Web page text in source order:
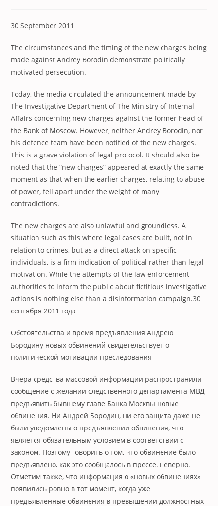
30 September 2011
The circumstances and the timing of the new charges being
made against Andrey Borodin demonstrate politically
motivated persecution.
Today, the media circulated the announcement made by
The Investigative Department of The Ministry of Internal
Affairs concerning new charges against the former head of
the Bank of Moscow. However, neither Andrey Borodin, nor
his defence team have been notified of the new charges.
This is a grave violation of legal protocol. It should also be
noted that the “new charges” appeared at exactly the same
moment as that when the earlier charges, relating to abuse
of power, fell apart under the weight of many
contradictions.
The new charges are also unlawful and groundless. A
situation such as this where legal cases are built, not in
relation to crimes, but as a direct attack on specific
individuals, is a firm indication of political rather than legal
motivation. While the attempts of the law enforcement
authorities to inform the public about fictitious investigative
actions is nothing else than a disinformation campaign.30
сентября 2011 года
Обстоятельства и время предъявления Андрею
Бородину новых обвинений свидетельствует о
политической мотивации преследования
Вчера средства массовой информации распространили
сообщение о желании следственного департамента МВД
предъявить бывшему главе Банка Москвы новые
обвинения. Ни Андрей Бородин, ни его защита даже не
были уведомлены о предъявлении обвинения, что
является обязательным условием в соответствии с
законом. Поэтому говорить о том, что обвинение было
предъявлено, как это сообщалось в прессе, неверно.
Отметим также, что информация о «новых обвинениях»
появились ровно в тот момент, когда уже
предъявленные обвинения в превышении должностных